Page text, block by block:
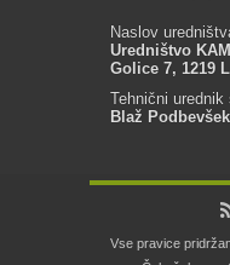
Naslov
Uredništvo
Golice 7, 1219
Tehnični urednik
Blaž
Vse pravice